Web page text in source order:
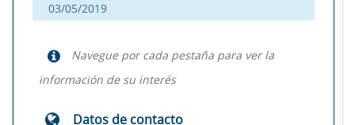
03/05/2019
Navegue por cada pestaña para ver la
información de su interés
Datos de contacto